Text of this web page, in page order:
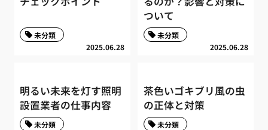
2025.06.28
未分類
ついて
2025.06.28
未分類
明るい未来を灯す照明
設置業者の仕事内容
未分類
茶色いゴキブリ風の虫
の正体と対策
未分類